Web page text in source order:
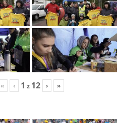
« ‹ 1 z 12 › »